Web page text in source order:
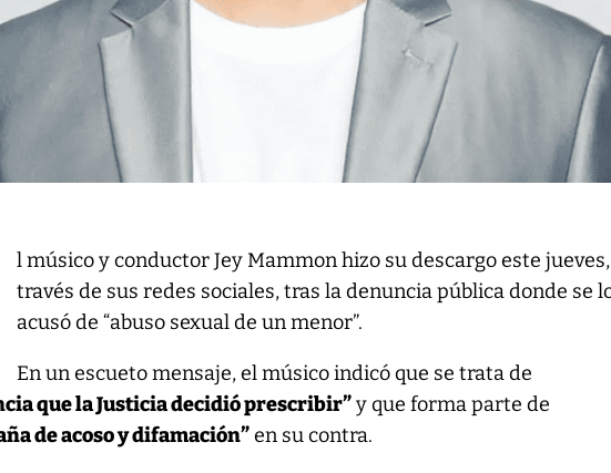
l músico y conductor Jey Mammon hizo su descargo este
través de sus redes sociales, tras la denuncia pública donde se
acusó de “abuso sexual de un menor”.
En un escueto mensaje, el músico indicó que se trata de
que la Justicia decidió prescribir”y que forma parte de
de acoso y difamación”en su contra.